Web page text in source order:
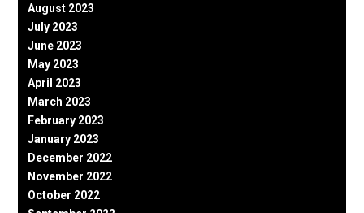
August 2023
July 2023
June 2023
May 2023
April 2023
March 2023
February 2023
January 2023
December 2022
November 2022
October 2022